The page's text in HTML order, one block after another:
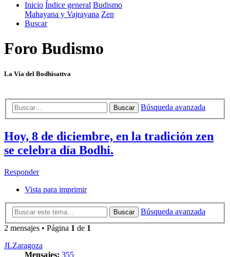
Inicio Índice general Budismo
Mahayana y Vajrayana Zen
Buscar
Foro Budismo
La Vía del Bodhisattva
Buscar Búsqueda avanzada
Hoy, 8 de diciembre, en la tradición zen
se celebra día Bodhi.
Responder
Vista para imprimir
Buscar
Búsqueda avanzada
2 mensajes • Página 1 de 1
JLZaragoza
Mensajes: 355